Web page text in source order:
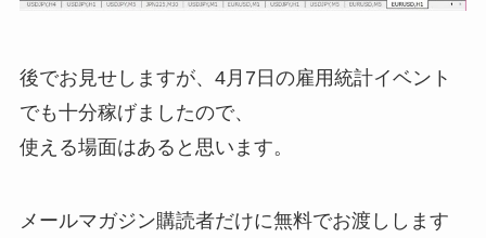
後でお見せしますが、 4月7日の雇用統計イベント
でも十分稼げましたので、
使える場面はあると思います。
メールマガジン購読者だけに無料でお渡しします